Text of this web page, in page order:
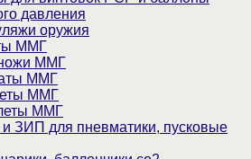
давления
оружия
ММГ
ММГ
ММГ
ММГ
ММГ
ЗИП для пневматики, пусковые